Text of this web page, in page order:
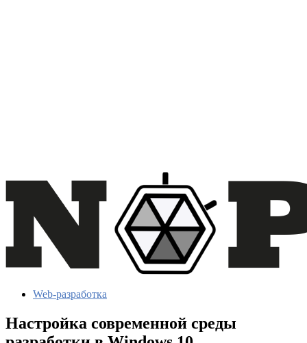
Web-разработка
Настройка современной среды